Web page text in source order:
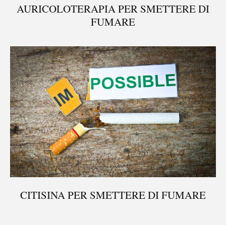
AURICOLOTERAPIA PER SMETTERE DI
FUMARE
CITISINA PER SMETTERE DI FUMARE